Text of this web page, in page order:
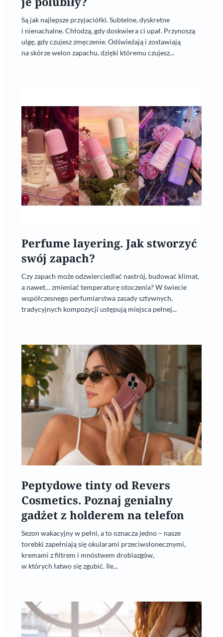
Są jak najlepsze przyjaciółki. Subtelne, dyskretne
i nienachalne. Chłodzą, gdy doskwiera ci upał. Przynoszą
ulgę, gdy czujesz zmęczenie. Odświeżają i zostawiają
na skórze welon zapachu, dzięki któremu czujesz...
Perfume layering. Jak stworzyć
swój zapach?
Czy zapach może odzwierciedlać nastrój, budować klimat,
a nawet… zmieniać temperaturę otoczenia? W świecie
współczesnego perfumiarstwa zasady sztywnych,
tradycyjnych kompozycji ustępują miejsca pełnej...
Peptydowe tinty od Revers
Cosmetics. Poznaj genialny
gadżet z holderem na telefon
Sezon wakacyjny w pełni, a to oznacza jedno – nasze
torebki zapełniają się okularami przeciwsłonecznymi,
kremami z filtrem i mnóstwem drobiazgów,
w których łatwo się zgubić. Ile...